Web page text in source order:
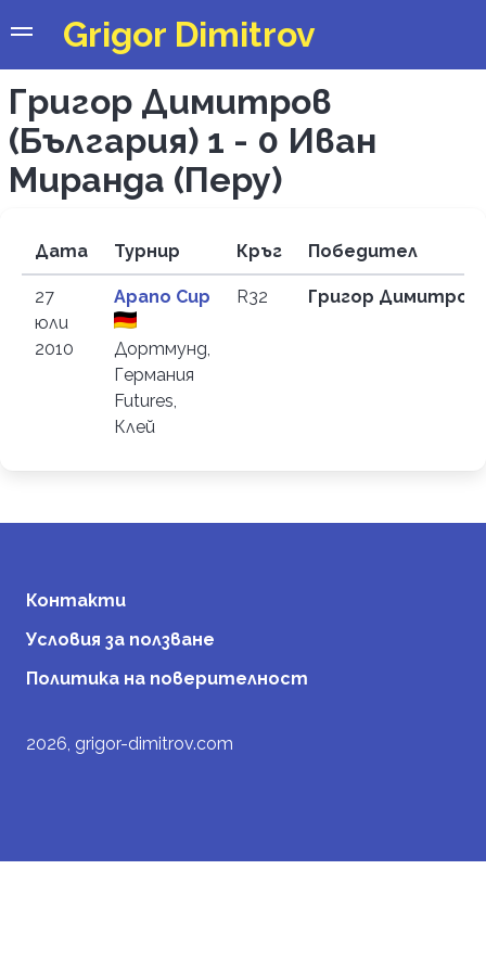
Grigor Dimitrov
Григор Димитров
(България) 1 - 0 Иван
Миранда (Перу)
Дата Турнир Кръг Победител
27
юли
2010
Apano Cup
Дортмунд,
Германия
Futures,
Клей
R32 Григор Димитров
Контакти
Условия за ползване
Политика на поверителност
2026, grigor-dimitrov.com